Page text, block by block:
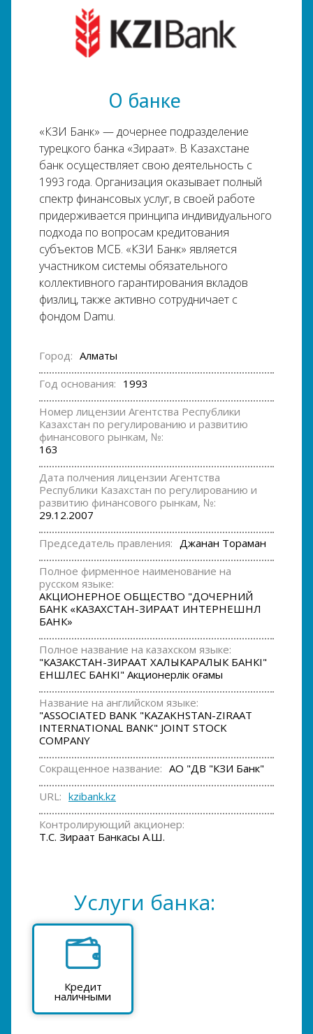
О банке
«КЗИ Банк» — дочернее подразделение
турецкого банка «Зираат». В Казахстане
банк осуществляет свою деятельность с
1993 года. Организация оказывает полный
спектр финансовых услуг, в своей работе
придерживается принципа индивидуального
подхода по вопросам кредитования
субъектов МСБ. «КЗИ Банк» является
участником системы обязательного
коллективного гарантирования вкладов
физлиц, также активно сотрудничает с
фондом Damu.
Город: Алматы
Год основания: 1993
Номер лицензии Агентства Республики
Казахстан по регулированию и развитию
финансового рынкам, №:
163
Дата полчения лицензии Агентства
Республики Казахстан по регулированию и
развитию финансового рынкам, №:
29.12.2007
Председатель правления: Джанан Тораман
Полное фирменное наименование на
русском языке:
АКЦИОНЕРНОЕ ОБЩЕСТВО "ДОЧЕРНИЙ
БАНК «КАЗАХСТАН-ЗИРААТ ИНТЕРНЕШНЛ
БАНК»
Полное название на казахском языке:
"КАЗАКСТАН-ЗИРААТ ХАЛЫКАРАЛЫК БАНКI"
ЕНШЛЕС БАНКI" Акционерлiк Қоғамы
Название на английском языке:
"ASSOCIATED BANK "KAZAKHSTAN-ZIRAAT
INTERNATIONAL BANK" JOINT STOCK
COMPANY
Сокращенное название: АО "ДВ "КЗИ Банк"
URL: kzibank.kz
Контролирующий акционер:
Т.С. Зираат Банкасы А.Ш.
Услуги банка:
Кредит
наличными